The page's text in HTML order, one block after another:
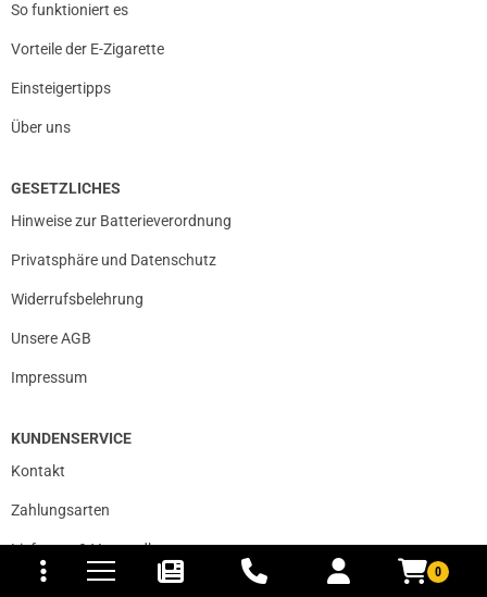
0
und Versandkosten
So funktioniert es
Vorteile der E-Zigarette
Einsteigertipps
Über uns
GESETZLICHES
Hinweise zur Batterieverordnung
Privatsphäre und Datenschutz
Widerrufsbelehrung
Unsere AGB
Impressum
KUNDENSERVICE
Kontakt
Zahlungsarten
Lieferung & Versandkosten